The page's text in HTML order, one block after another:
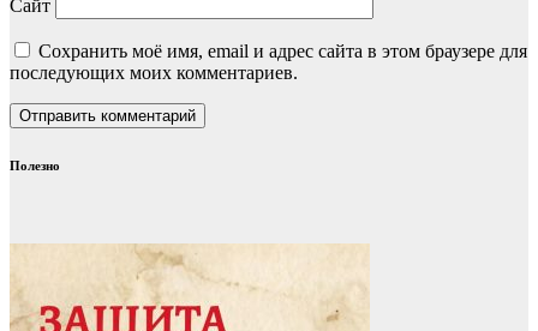
Сайт
Сохранить моё имя, email и адрес сайта в этом браузере для
последующих моих комментариев.
Полезно